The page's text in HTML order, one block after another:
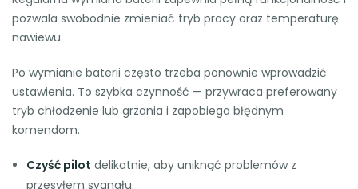
pozwala swobodnie zmieniać tryb pracy oraz temperaturę
nawiewu.
Po wymianie baterii często trzeba ponownie wprowadzić
ustawienia. To szybka czynność — przywraca preferowany
tryb chłodzenie lub grzania i zapobiega błędnym
komendom.
Czyść pilot delikatnie, aby uniknąć problemów z
przesyłem sygnału.